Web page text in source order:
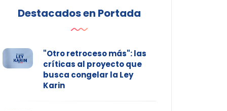
Destacados en Portada
"Otro retroceso más": las
críticas al proyecto que
busca congelar la Ley
Karin